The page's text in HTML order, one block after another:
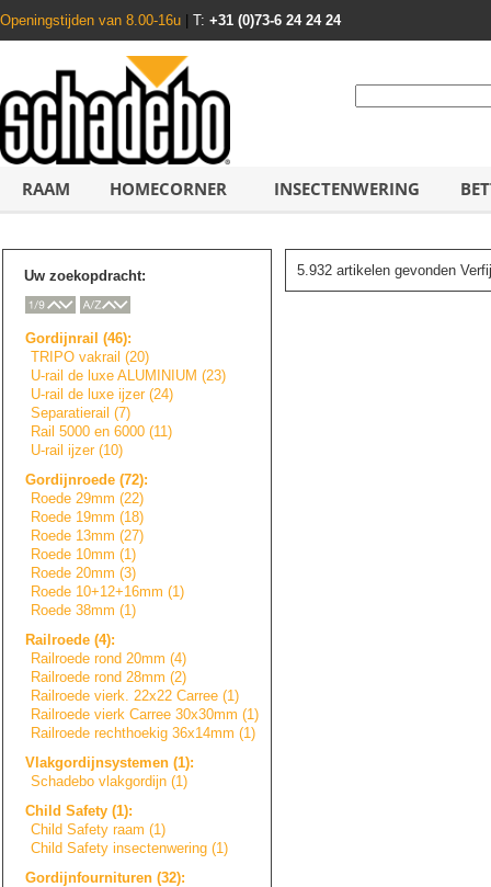
Openingstijden van 8.00-16u T: +31 (0)73-6 24 24 24
RAAM HOMECORNER INSECTENWERING
Uw zoekopdracht:
Gordijnrail (46):
TRIPO vakrail (20)
U-rail de luxe ALUMINIUM (23)
U-rail de luxe ijzer (24)
Separatierail (7)
Rail 5000 en 6000 (11)
U-rail ijzer (10)
Gordijnroede (72):
Roede 29mm (22)
Roede 19mm (18)
Roede 13mm (27)
Roede 10mm (1)
Roede 20mm (3)
Roede 10+12+16mm (1)
Roede 38mm (1)
Railroede (4):
Railroede rond 20mm (4)
Railroede rond 28mm (2)
Railroede vierk. 22x22 Carree (1)
Railroede vierk Carree 30x30mm (1)
Railroede rechthoekig 36x14mm (1)
Vlakgordijnsystemen (1):
Schadebo vlakgordijn (1)
Child Safety (1):
Child Safety raam (1)
Child Safety insectenwering (1)
Gordijnfournituren (32):
5.932 artikelen gevonden